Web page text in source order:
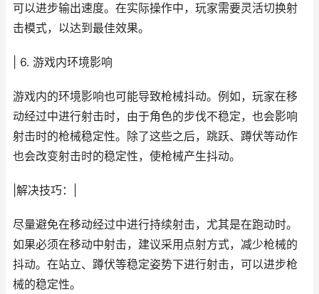
可以进步输出速度。在实际操作中，玩家需要灵活切换射
击模式，以达到最佳效果。
| 6. 游戏内环境影响
游戏内的环境影响也可能导致枪械抖动。例如，玩家在移
动经过中进行射击时，由于角色的步伐不稳定，也会影响
射击时的枪械稳定性。除了这些之后，跳跃、蹲伏等动作
也会改变射击时的稳定性，使枪械产生抖动。
|解决技巧：|
尽量避免在移动经过中进行持续射击，尤其是在跑动时。
如果必须在移动中射击，建议采用点射方式，减少枪械的
抖动。在站立、蹲伏等稳定姿势下进行射击，可以进步枪
械的稳定性。